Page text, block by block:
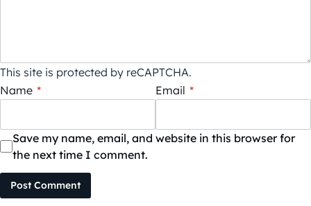
This site is protected by reCAPTCHA.
Name * Email *
Save my name, email, and website in this browser for
the next time I comment.
Post Comment